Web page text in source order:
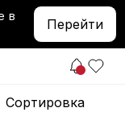
в
Перейти
Сортировка